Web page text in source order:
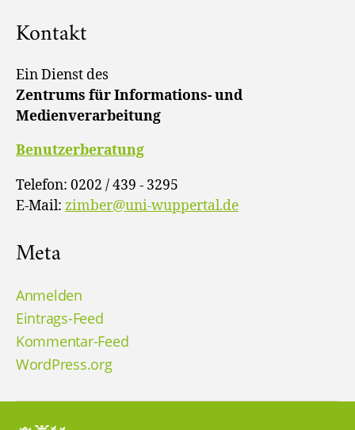
Kontakt
Ein Dienst des
Zentrums für Informations- und
Medienverarbeitung
Benutzerberatung
Telefon: 0202 / 439 - 3295
E-Mail: zimber@uni-wuppertal.de
Meta
Anmelden
Eintrags-Feed
Kommentar-Feed
WordPress.org